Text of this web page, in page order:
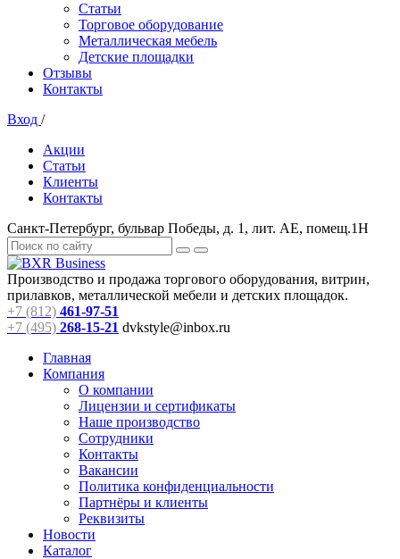
Статьи
Торговое оборудование
Металлическая мебель
Детские площадки
Отзывы
Контакты
Вход /
Акции
Статьи
Клиенты
Контакты
Санкт-Петербург, бульвар Победы, д. 1, лит. АЕ, помещ.1Н
Производство и продажа торгового оборудования, витрин,
прилавков, металлической мебели и детских площадок.
+7 (812) 461-97-51
+7 (495) 268-15-21 dvkstyle@inbox.ru
Главная
Компания
О компании
Лицензии и сертификаты
Наше производство
Сотрудники
Контакты
Вакансии
Политика конфиденциальности
Партнёры и клиенты
Реквизиты
Новости
Каталог